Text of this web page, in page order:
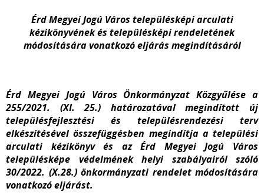
Érd Megyei Jogú Város településképi arculati
kézikönyvének és településképi rendeletének
módosítására vonatkozó eljárás megindításáról
Érd Megyei Jogú Város Önkormányzat Közgyűlése a
255/2021. (XI. 25.) határozatával megindított új
településfejlesztési és településrendezési terv
elkészítésével összefüggésben megindítja a települési
arculati kézikönyv és az Érd Megyei Jogú Város
településképe védelmének helyi szabályairól szóló
30/2022. (X.28.) önkormányzati rendelet módosítására
vonatkozó eljárást.